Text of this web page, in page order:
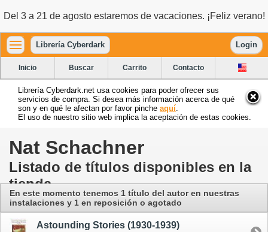
Del 3 a 21 de agosto estaremos de vacaciones. ¡Feliz verano!
Librería Cyberdark Login
Inicio Buscar Carrito Contacto
Librería Cyberdark.net usa cookies para poder ofrecer sus
servicios de compra. Si desea más información acerca de qué
son y en qué le afectan por favor pinche aquí
El uso de nuestro sitio web implica la aceptación de estas cookies.
Nat Schachner
Listado de títulos disponibles en la
tienda
En este momento tenemos 1 título del autoren nuestras
instalaciones y 1 en reposición o agotado
Astounding Stories (1930-1939)